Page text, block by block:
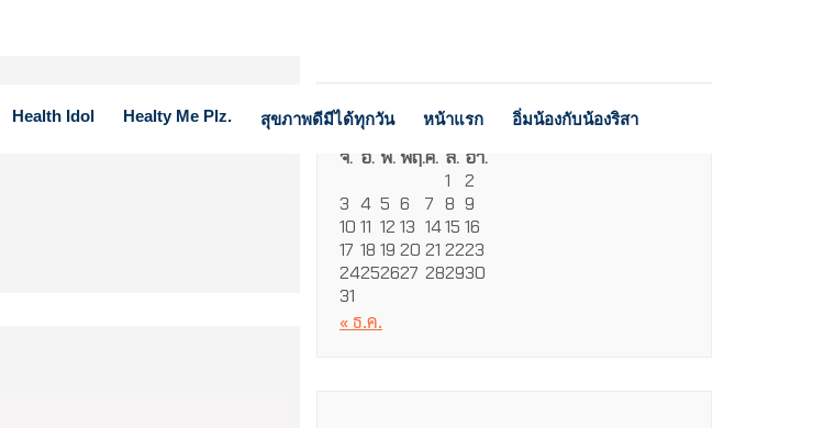
Health Idol Healty Me Plz. สุขภาพดีมีได้ทุกวัน หน้าแรก อิ่มน้องกับน้องริสา
สิงหาคม 2026
จ. อ. พ.พฤ.ศ. ส. อา.
1
2
3 4 5 6 7 8 9
10 11 12 13 1415 16
17 18 19 20 21 2223
24252627 282930
31
« ธ.ค.